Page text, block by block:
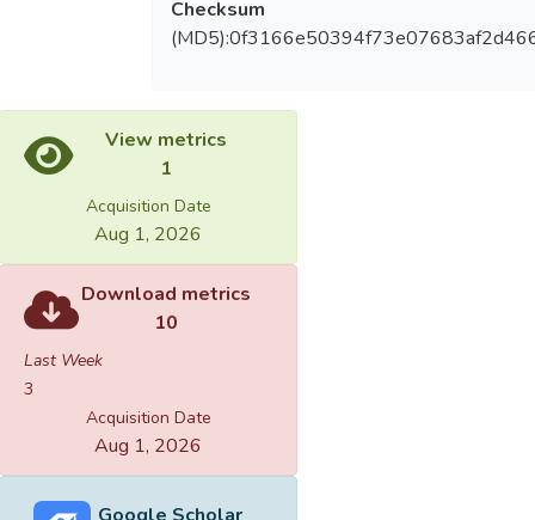
Checksum
View metrics
1
Acquisition Date
Aug 1, 2026
Download metrics
10
Last Week
3
Acquisition Date
Aug 1, 2026